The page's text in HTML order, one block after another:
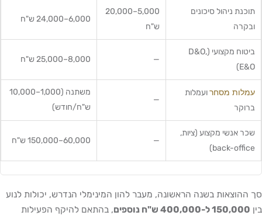
תוכנת ניהול סיכונים
ובקרה
5,000–20,000
ש"ח
6,000–24,000 ש"ח
ביטוח מקצועי (D&O,
E&O)
— 8,000–25,000 ש"ח
עמלות מסחרועמלות
ברוקר
—
משתנה (1,000–10,000
ש"ח/חודש)
שכר אנשי מקצוע (ציות,
back-office)
— 60,000–150,000 ש"ח
סך ההוצאות בשנה הראשונה, מעבר להון המינימלי הנדרש, יכולות לנוע
בין 150,000 ל-400,000 ש"ח נוספים
, בהתאם להיקף הפעילות